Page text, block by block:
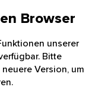
Browser
unserer
Bitte
Version, um